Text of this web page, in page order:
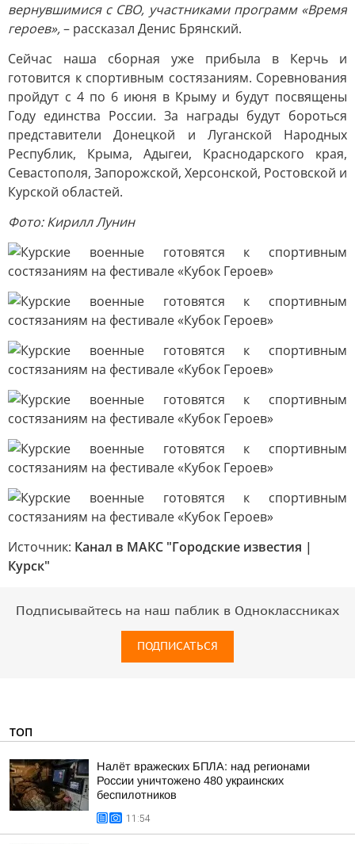
вернувшимися с СВО, участниками программ «Время
героев»,– рассказал Денис Брянский.
Сейчас наша сборная уже прибыла в Керчь и
готовится к спортивным состязаниям. Соревнования
пройдут с 4 по 6 июня в Крыму и будут посвящены
Году единства России. За награды будут бороться
представители Донецкой и Луганской Народных
Республик, Крыма, Адыгеи, Краснодарского края,
Севастополя, Запорожской, Херсонской, Ростовской и
Курской областей.
Фото: Кирилл Лунин
Источник: Канал в МАКС "Городские известия |
Курск"
Подписывайтесь на наш паблик в Одноклассниках
ПОДПИСАТЬСЯ
ТОП
Налёт вражеских БПЛА: над регионами
России уничтожено 480 украинских
беспилотников
11:54